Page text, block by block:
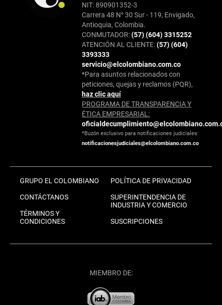
NIT: 890901352-3
Carrera 48 N° 30 Sur - 119, Envigado,
Antioquia, Colombia.
CONMUTADOR:(57) (604) 3315252
ATENCIÓN AL CLIENTE:(57) (604)
3393333
servicio@elcolombiano.com.co
*Para asuntos relacionados con
peticiones, quejas y reclamos (PQR),
haz clic aquí
PROGRAMA DE TRANSPARENCIA Y
ÉTICA EMPRESARIAL:
*Buzón exclusivo para notificaciones judiciales:
notificacionesjudiciales@elcolombiano.com.co
GRUPO EL COLOMBIANO
CONTÁCTANOS
TÉRMINOS Y
CONDICIONES
POLÍTICA DE PRIVACIDAD
SUPERINTENDENCIA DE
INDUSTRIA Y COMERCIO
SUSCRIPCIONES
MIEMBRO DE: